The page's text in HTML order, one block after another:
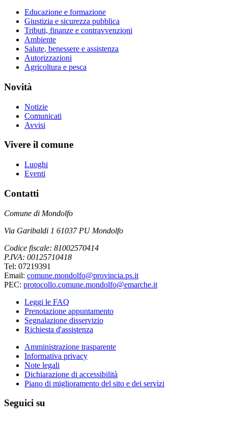
Educazione e formazione
Giustizia e sicurezza pubblica
Tributi, finanze e contravvenzioni
Ambiente
Salute, benessere e assistenza
Autorizzazioni
Agricoltura e pesca
Novità
Notizie
Comunicati
Avvisi
Vivere il comune
Luoghi
Eventi
Contatti
Comune di Mondolfo
Via Garibaldi 1 61037 PU Mondolfo
Codice fiscale: 81002570414
P.IVA: 00125710418
Tel: 07219391
Email: comune.mondolfo@provincia.ps.it
PEC: protocollo.comune.mondolfo@emarche.it
Leggi le FAQ
Prenotazione appuntamento
Segnalazione disservizio
Richiesta d'assistenza
Amministrazione trasparente
Informativa privacy
Note legali
Dichiarazione di accessibilità
Piano di miglioramento del sito e dei servizi
Seguici su